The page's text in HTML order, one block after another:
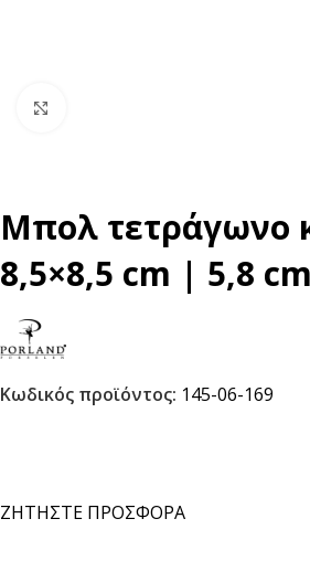
Μπολ τετράγωνο
8,5×8,5 cm | 5,8 cm
Κωδικός προϊόντος: 145-06-169
ΖΗΤΗΣΤΕ ΠΡΟΣΦΟΡΑ